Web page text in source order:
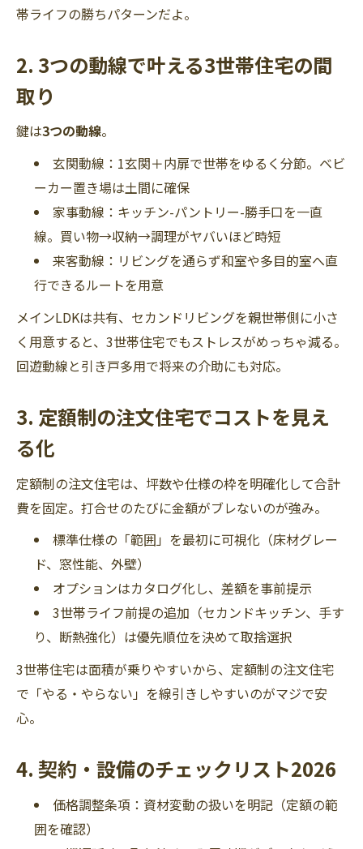
帯ライフの勝ちパターンだよ。
2. 3つの動線で叶える3世帯住宅の間
取り
鍵は3つの動線。
玄関動線：1玄関＋内扉で世帯をゆるく分節。ベビ
ーカー置き場は土間に確保
家事動線：キッチン-パントリー-勝手口を一直
線。買い物→収納→調理がヤバいほど時短
来客動線：リビングを通らず和室や多目的室へ直
行できるルートを用意
メインLDKは共有、セカンドリビングを親世帯側に小さ
く用意すると、3世帯住宅でもストレスがめっちゃ減る。
回遊動線と引き戸多用で将来の介助にも対応。
3. 定額制の注文住宅でコストを見え
る化
定額制の注文住宅は、坪数や仕様の枠を明確化して合計
費を固定。打合せのたびに金額がブレないのが強み。
標準仕様の「範囲」を最初に可視化（床材グレー
ド、窓性能、外壁）
オプションはカタログ化し、差額を事前提示
3世帯ライフ前提の追加（セカンドキッチン、手す
り、断熱強化）は優先順位を決めて取捨選択
3世帯住宅は面積が乗りやすいから、定額制の注文住宅
で「やる・やらない」を線引きしやすいのがマジで安
心。
4. 契約・設備のチェックリスト2026
価格調整条項：資材変動の扱いを明記（定額の範
囲を確認）